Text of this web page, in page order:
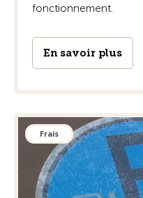
fonctionnement.
En savoir plus
Frais